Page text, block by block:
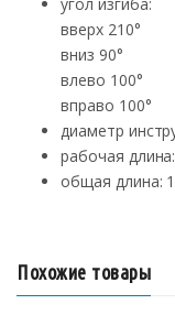
вверх 210°
вниз 90°
влево 100°
вправо 100°
диаметр
рабочая
общая длина:
Похожие товары